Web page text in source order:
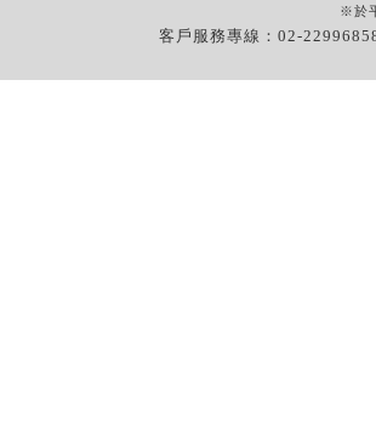
※於
客戶服務專線：02-